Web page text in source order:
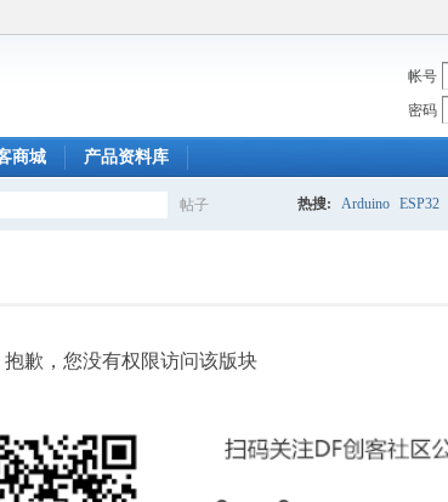
帐号
密码
商城 产品资料库
帖子 热搜: Arduino ESP32
抱歉，您没有权限访问该版块